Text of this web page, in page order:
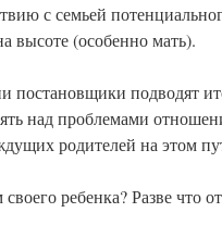
с семьей
высоте (особенно мать).
постановщики подводят
над проблемами
родителей на этом
ребенка? Разве что